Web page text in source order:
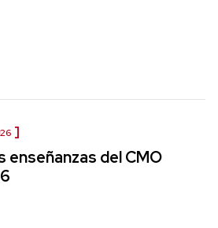
enseñanzas del CMO